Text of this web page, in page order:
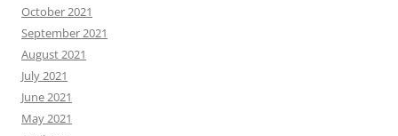
October 2021
September 2021
August 2021
July 2021
June 2021
May 2021